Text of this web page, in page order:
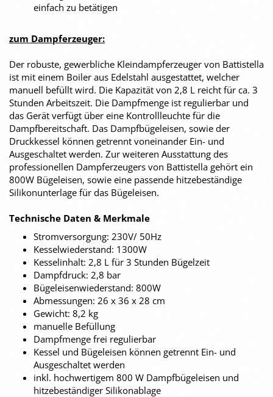
einfach zu betätigen
zum Dampferzeuger:
Der robuste, gewerbliche Kleindampferzeuger von Battistella
ist mit einem Boiler aus Edelstahl ausgestattet, welcher
manuell befüllt wird. Die Kapazität von 2,8 L reicht für ca. 3
Stunden Arbeitszeit. Die Dampfmenge ist regulierbar und
das Gerät verfügt über eine Kontrollleuchte für die
Dampfbereitschaft. Das Dampfbügeleisen, sowie der
Druckkessel können getrennt voneinander Ein- und
Ausgeschaltet werden. Zur weiteren Ausstattung des
professionellen Dampferzeugers von Battistella gehört ein
800W Bügeleisen, sowie eine passende hitzebeständige
Silikonunterlage für das Bügeleisen.
Technische Daten & Merkmale
Stromversorgung: 230V/ 50Hz
Kesselwiederstand: 1300W
Kesselinhalt: 2,8 L für 3 Stunden Bügelzeit
Dampfdruck: 2,8 bar
Bügeleisenwiederstand: 800W
Abmessungen: 26 x 36 x 28 cm
Gewicht: 8,2 kg
manuelle Befüllung
Dampfmenge frei regulierbar
Kessel und Bügeleisen können getrennt Ein- und
Ausgeschaltet werden
inkl. hochwertigem 800 W Dampfbügeleisen und
hitzebeständiger Silikonablage